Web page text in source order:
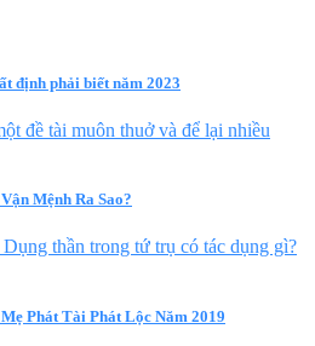
định phải biết năm 2023
đề tài muôn thuở và để lại nhiều
Mệnh Ra Sao?
thần trong tứ trụ có tác dụng gì?
Phát Tài Phát Lộc Năm 2019